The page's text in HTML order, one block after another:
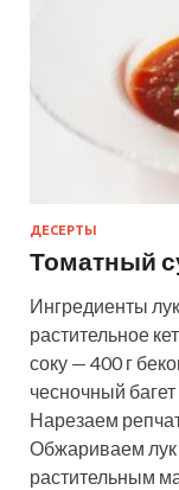
ДЕСЕРТЫ
Томатный
Ингредиенты
растительное
соку — 400 г
чесночный
Нарезаем
Обжариваем лук
растительным